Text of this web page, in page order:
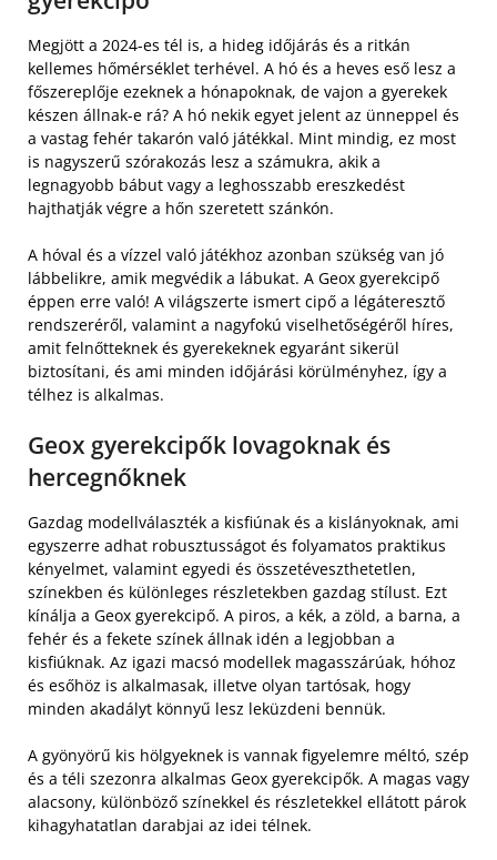
Megjött a 2024-es tél is, a hideg időjárás és a ritkán
kellemes hőmérséklet terhével. A hó és a heves eső lesz a
főszereplője ezeknek a hónapoknak, de vajon a gyerekek
készen állnak-e rá? A hó nekik egyet jelent az ünneppel és
a vastag fehér takarón való játékkal. Mint mindig, ez most
is nagyszerű szórakozás lesz a számukra, akik a
legnagyobb bábut vagy a leghosszabb ereszkedést
hajthatják végre a hőn szeretett szánkón.
A hóval és a vízzel való játékhoz azonban szükség van jó
lábbelikre, amik megvédik a lábukat. A Geox gyerekcipő
éppen erre való! A világszerte ismert cipő a légáteresztő
rendszeréről, valamint a nagyfokú viselhetőségéről híres,
amit felnőtteknek és gyerekeknek egyaránt sikerül
biztosítani, és ami minden időjárási körülményhez, így a
télhez is alkalmas.
Geox gyerekcipők lovagoknak és
hercegnőknek
Gazdag modellválaszték a kisfiúnak és a kislányoknak, ami
egyszerre adhat robusztusságot és folyamatos praktikus
kényelmet, valamint egyedi és összetéveszthetetlen,
színekben és különleges részletekben gazdag stílust. Ezt
kínálja a Geox gyerekcipő. A piros, a kék, a zöld, a barna, a
fehér és a fekete színek állnak idén a legjobban a
kisfiúknak. Az igazi macsó modellek magasszárúak, hóhoz
és esőhöz is alkalmasak, illetve olyan tartósak, hogy
minden akadályt könnyű lesz leküzdeni bennük.
A gyönyörű kis hölgyeknek is vannak figyelemre méltó, szép
és a téli szezonra alkalmas Geox gyerekcipők. A magas vagy
alacsony, különböző színekkel és részletekkel ellátott párok
kihagyhatatlan darabjai az idei télnek.